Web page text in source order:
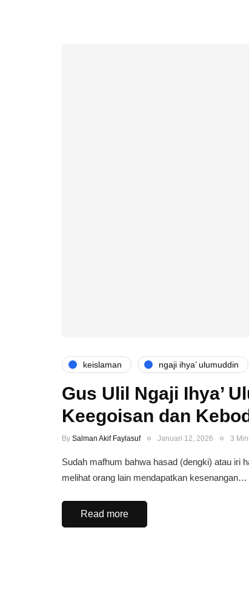
keislaman ngaji ihya’ ulumuddin
Gus Ulil Ngaji Ihya’
Keegoisan dan
By Salman Akif Faylasuf Januari 12, 2026 3
​Sudah mafhum bahwa hasad (dengki) atau iri
melihat orang lain mendapatkan kesenangan…
Read more